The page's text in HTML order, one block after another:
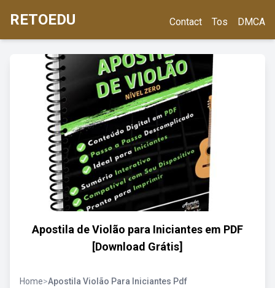
RETOEDU Contact Tos DMCA
Apostila de Violão para Iniciantes em PDF
[Download Grátis]
Home>Apostila Violão Para Iniciantes Pdf